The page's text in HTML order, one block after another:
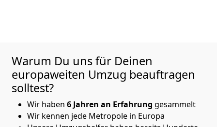
Warum Du uns für Deinen
europaweiten Umzug beauftragen
solltest?
Wir haben 6 Jahren an Erfahrung gesammelt
Wir kennen jede Metropole in Europa